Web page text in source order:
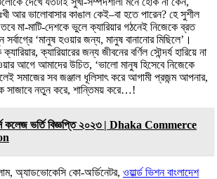
আর ভালোবাসার কাঙাল কেই–বা হতে পারেন? হে সুশীল
মা-মাটি-দেশকে ভুলে ক্যারিয়ার গঠনেই নিজেকে ব্রত
‘মানুষ হওয়ার জন্য, মানুষ বানানোর মিছিলে’।
ক্যারিয়ারের জন্য জীবনের বর্ণিল সৌন্দর্য হারিয়ে না
আগে আমাদের উচিত, ‘ভালো মানুষ হিসেবে নিজেকে
সমাজের সব জঞ্জাল ধূলিসাৎ করে আগামী প্রজন্ম আপনার,
সাজাবে নতুন করে, শান্তিময় করে…!
কলেজ ভর্তি বিজ্ঞপ্তি ২০২৩ | Dhaka Commerce
অ্যাডভোকেসি কো-অর্ডিনেটর, ওয়ার্ল্ড ভিশন বাংলাদেশ